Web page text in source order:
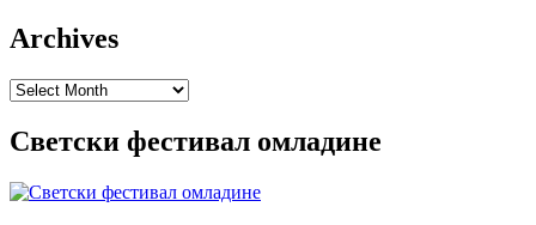
Archives
Archives
Светски фестивал омладине